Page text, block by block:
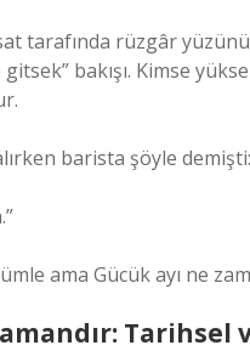
tarafında rüzgâr
bakışı. Kimse
barista şöyle demişti:
ama Gücük ayı ne